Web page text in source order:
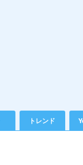
トレンド